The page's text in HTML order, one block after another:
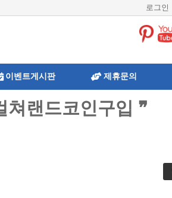
로그인
이벤트게시판 제휴문의
쳐랜드코인구입 ❞